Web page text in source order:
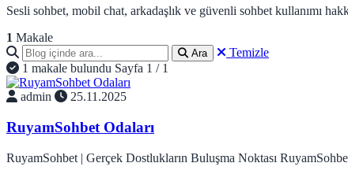
Sesli sohbet, mobil chat, arkadaşlık ve güvenli sohbet kullanımı
1 Makale
Ara
Temizle
1 makale bulundu Sayfa 1 / 1
admin 25.11.2025
RuyamSohbet Odaları
RuyamSohbet | Gerçek Dostlukların Buluşma Noktası